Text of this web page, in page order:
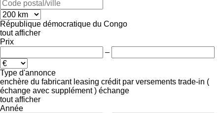
République démocratique du Congo
tout afficher
Prix
–
Type d'annonce
enchère du fabricant leasing crédit par versements trade-in (
échange avec supplément ) échange
tout afficher
Année